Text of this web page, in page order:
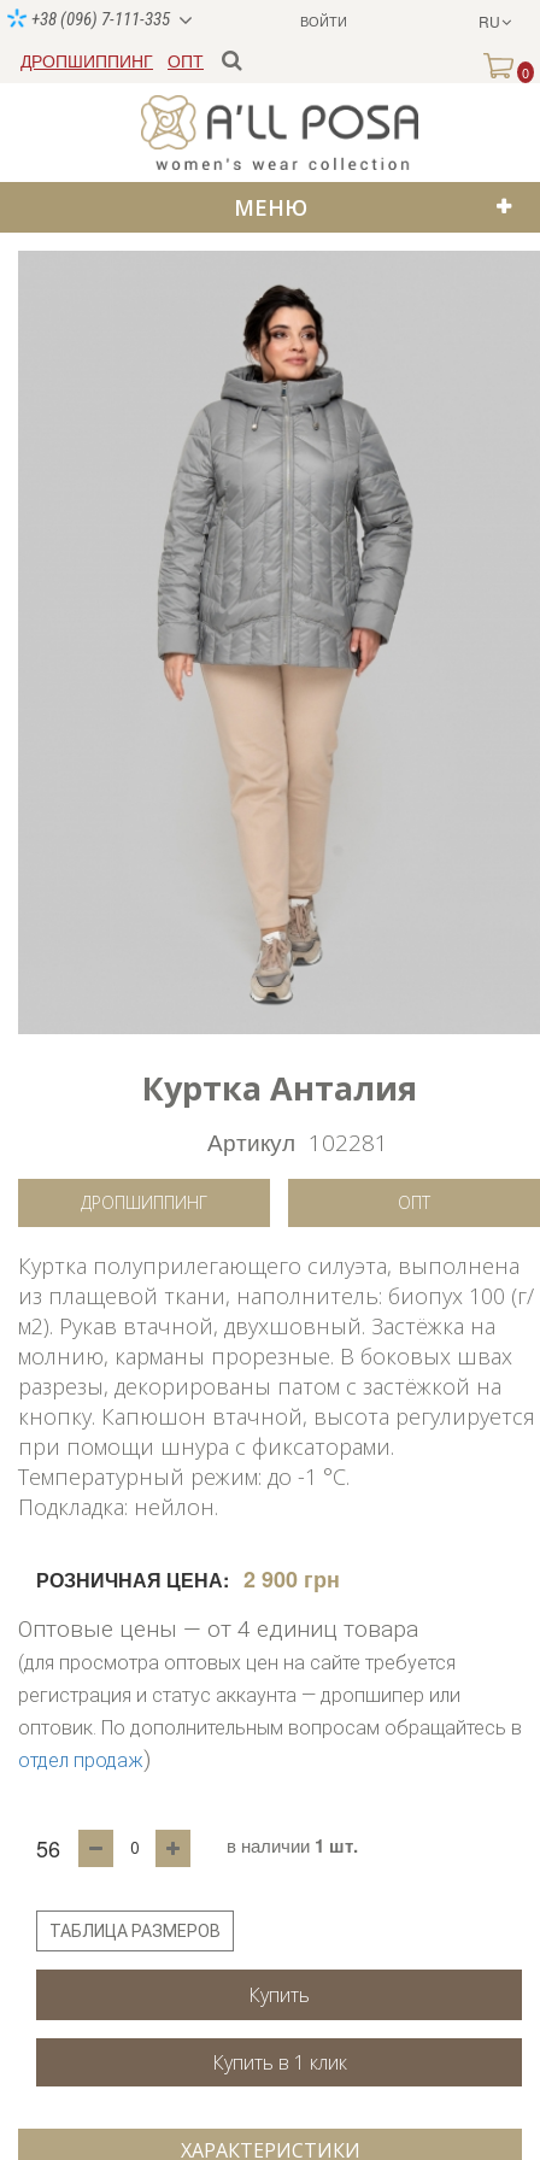
ВОЙТИ RU
+38 (096) 7-111-335
ДРОПШИППИНГ ОПТ
0
МЕНЮ
Куртка Анталия
Артикул 102281
ДРОПШИППИНГ ОПТ
Куртка полуприлегающего силуэта, выполнена
из плащевой ткани, наполнитель: биопух 100 (г/
м2). Рукав втачной, двухшовный. Застёжка на
молнию, карманы прорезные. В боковых швах
разрезы, декорированы патом с застёжкой на
кнопку. Капюшон втачной, высота регулируется
при помощи шнура с фиксаторами.
Температурный режим: до -1 °C.
Подкладка: нейлон.
РОЗНИЧНАЯ ЦЕНА: 2 900 грн
Оптовые цены — от 4 единиц товара
(для просмотра оптовых цен на сайте требуется
регистрация и статус аккаунта — дропшипер или
оптовик. По дополнительным вопросам обращайтесь в
отдел продаж)
56 в наличии 1 шт.
ТАБЛИЦА РАЗМЕРОВ
Купить
ХАРАКТЕРИСТИКИ